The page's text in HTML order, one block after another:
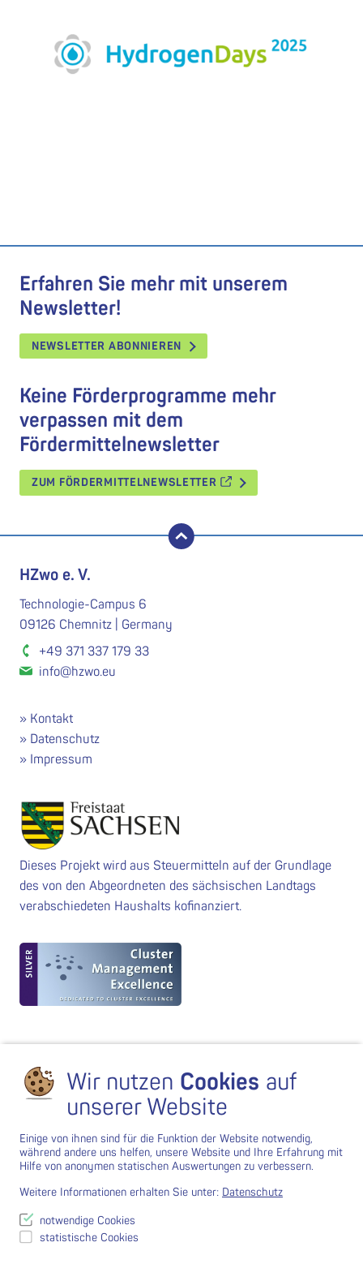
Erfahren Sie mehr mit unserem
Newsletter!
NEWSLETTER ABONNIEREN
Keine Förderprogramme mehr
verpassen mit dem
Fördermittelnewsletter
ZUM FÖRDERMITTELNEWSLETTER
nach oben
HZwo e. V.
Technologie-Campus 6
09126 Chemnitz | Germany
+49 371 337 179 33
info@hzwo.eu
Kontakt
Datenschutz
Impressum
Dieses Projekt wird aus Steuermitteln auf der Grundlage
des von den Abgeordneten des sächsischen Landtags
verabschiedeten Haushalts kofinanziert.
Wir nutzen Cookies auf
unserer Website
Einige von ihnen sind für die Funktion der Website notwendig,
während andere uns helfen, unsere Website und Ihre Erfahrung mit
Hilfe von anonymen statischen Auswertungen zu verbessern.
Weitere Informationen erhalten Sie unter: Datenschutz
notwendige Cookies
statistische Cookies